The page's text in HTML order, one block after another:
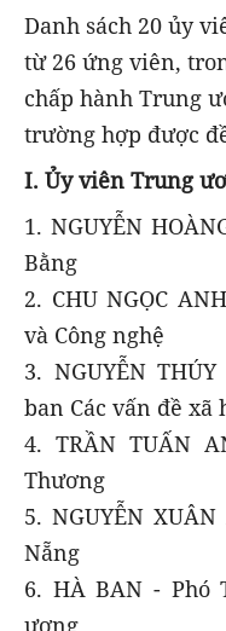
Danh sách 20 ủy
từ 26 ứng viên,
chấp hành Trung
trường hợp được
I. Ủy viên Trung
1. NGUYỄN
Bằng
2. CHU NGỌC
và Công nghệ
3. NGUYỄN
ban Các vấn đề xã
4. TRẦN TUẤN
Thương
5. NGUYỄN
Nẵng
6. HÀ BAN - Phó